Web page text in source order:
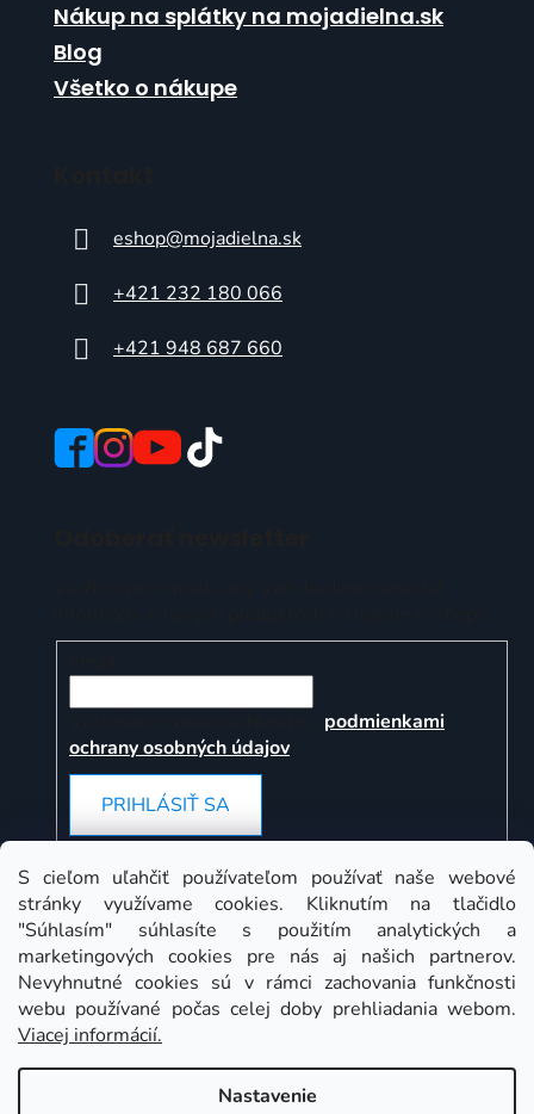
S cieľom uľahčiť používateľom používať naše webové
stránky využívame cookies. Kliknutím na tlačidlo
"Súhlasím" súhlasíte s použitím analytických a
marketingových cookies pre nás aj našich partnerov.
Nevyhnutné cookies sú v rámci zachovania funkčnosti
webu používané počas celej doby prehliadania webom.
Viacej informácií.
Nastavenie
Nákup na splátky na mojadielna.sk
Blog
Všetko o nákupe
eshop@mojadielna.sk
+421 232 180 066
+421 948 687 660
podmienkami
ochrany osobných údajov
PRIHLÁSIŤ SA
Instagram